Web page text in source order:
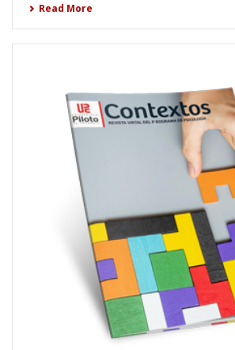
Read More